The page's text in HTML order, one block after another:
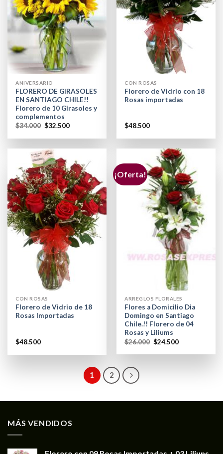
ANIVERSARIO
FLORERO DE GIRASOLES
EN SANTIAGO CHILE!!
Florero de 10 Girasoles y
complementos
$34.000 $32.500
CON ROSAS
Florero de Vidrio con 18
Rosas importadas
$48.500
CON ROSAS
Florero de Vidrio de 18
Rosas Importadas
$48.500
¡Oferta!
ARREGLOS FLORALES
Flores a Domicilio Dia
Domingo en Santiago
Chile.!! Florero de 04
Rosas y Liliums
$26.000 $24.500
1 2
MÁS VENDIDOS